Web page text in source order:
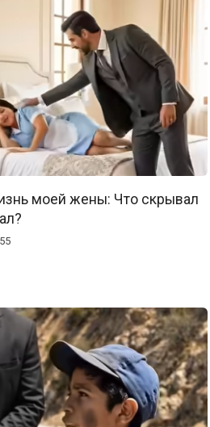
моей жены: Что скрывал